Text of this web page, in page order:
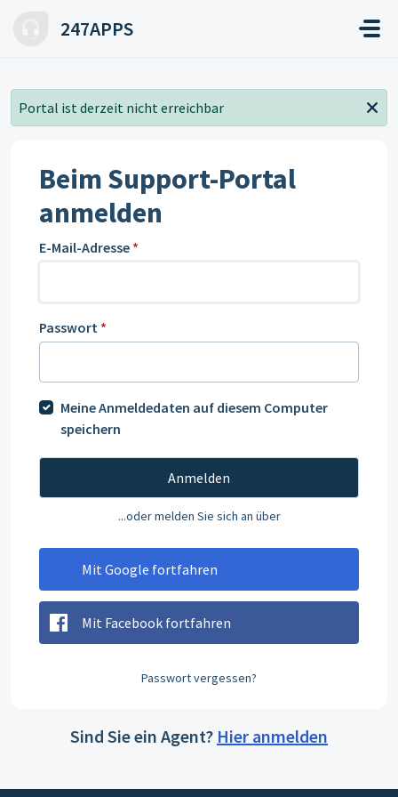
247APPS
Portal ist derzeit nicht erreichbar
Beim Support-Portal
anmelden
E-Mail-Adresse *
Passwort *
Meine Anmeldedaten auf diesem Computer
speichern
Anmelden
...oder melden Sie sich an über
Mit Google fortfahren
Mit Facebook fortfahren
Passwort vergessen?
Sind Sie ein Agent? Hier anmelden